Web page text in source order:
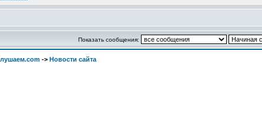
Показать сообщения:
-> Новости сайта